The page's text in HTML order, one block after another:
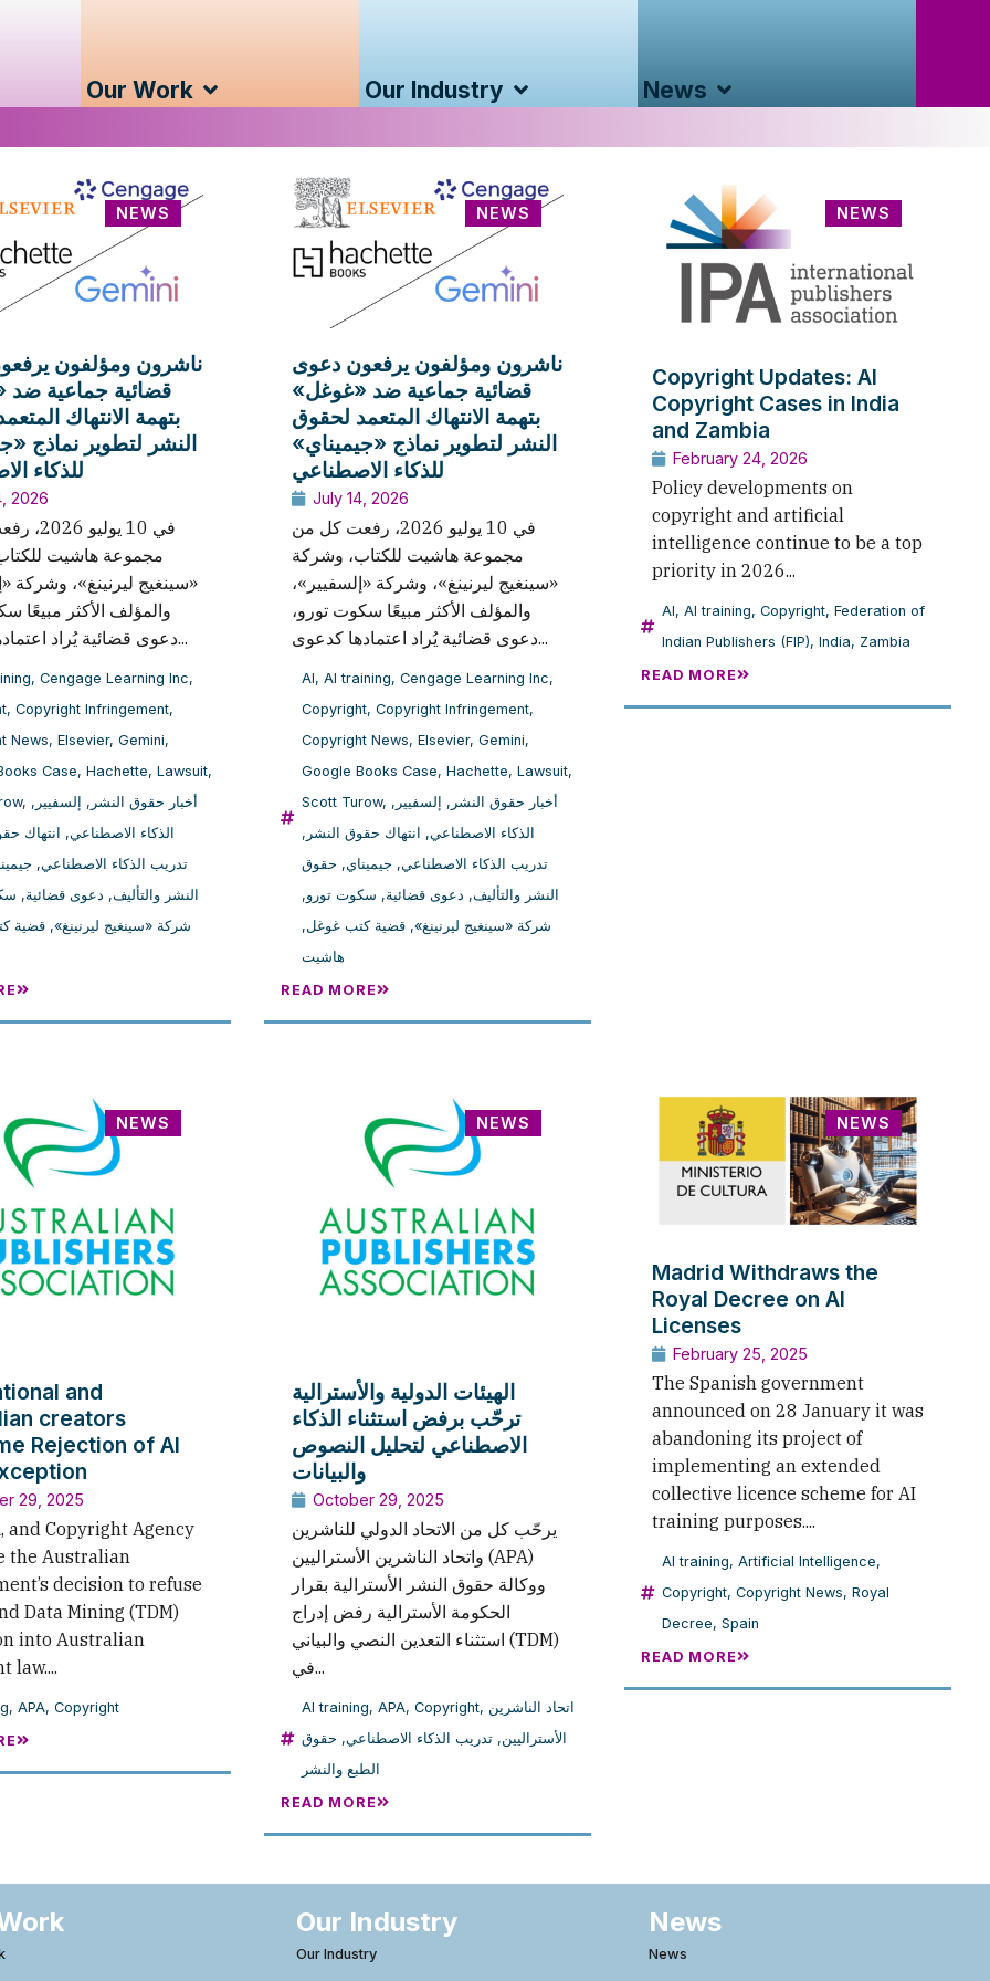
Our Work Our Industry News
NEWS
ناشرون ومؤلفون
قضائية جماعية
بتهمة الانتهاك
النشر لتطوير نماذج
للذكاء
2026
في 10
مجموعة هاشيت
«سينغيج ليرنينغ»، وشركة
والمؤلف الأكثر مبيعًا
دعوى قضائية يُراد اعتمادها كدعوى...
, Cengage Learning Inc,
, Copyright Infringement,
News, Elsevier, Gemini,
Case, Hachette, Lawsuit,
, أخبار حقوق النشر , إلسفيير ,
الذكاء الاصطناعي, انتهاك
تدريب الذكاء الاصطناعي,
النشر والتأليف, دعوى قضائية,
شركة «سينغيج ليرنينغ», قضية
NEWS
ناشرون ومؤلفون يرفعون دعوى
قضائية جماعية ضد «غوغل»
بتهمة الانتهاك المتعمد لحقوق
النشر لتطوير نماذج «جيميناي»
للذكاء الاصطناعي
July 14, 2026
في 10 يوليو 2026، رفعت كل من
مجموعة هاشيت للكتاب، وشركة
«سينغيج ليرنينغ»، وشركة «إلسفيير»،
والمؤلف الأكثر مبيعًا سكوت تورو،
دعوى قضائية يُراد اعتمادها كدعوى...
AI, AI training, Cengage Learning Inc,
Copyright, Copyright Infringement,
Copyright News, Elsevier, Gemini,
Google Books Case, Hachette, Lawsuit,
Scott Turow, أخبار حقوق النشر , إلسفيير ,
الذكاء الاصطناعي, انتهاك حقوق النشر ,
تدريب الذكاء الاصطناعي, جيميناي, حقوق
النشر والتأليف, دعوى قضائية, سكوت تورو,
شركة «سينغيج ليرنينغ», قضية كتب غوغل,
هاشيت
READ MORE
NEWS
Copyright Updates: AI
Copyright Cases in India
and Zambia
February 24, 2026
Policy developments on
copyright and artificial
intelligence continue to be a top
priority in 2026...
AI, AI training, Copyright, Federation of
Indian Publishers (FIP), India, Zambia
READ MORE
NEWS
and
creators
Rejection of AI
29, 2025
and Copyright Agency
the Australian
decision to refuse
Data Mining (TDM)
into Australian
law....
, APA, Copyright
NEWS
الهيئات الدولية والأسترالية
ترحّب برفض استثناء الذكاء
الاصطناعي لتحليل النصوص
والبيانات
October 29, 2025
يرحّب كل من الاتحاد الدولي للناشرين
واتحاد الناشرين الأستراليين (APA)
ووكالة حقوق النشر الأسترالية بقرار
الحكومة الأسترالية رفض إدراج
استثناء التعدين النصي والبياني (TDM)
في...
AI training, APA, Copyright, اتحاد الناشرين
الأستراليين, تدريب الذكاء الاصطناعي, حقوق
الطبع والنشر
READ MORE
NEWS
Madrid Withdraws the
Royal Decree on AI
Licenses
February 25, 2025
The Spanish government
announced on 28 January it was
abandoning its project of
implementing an extended
collective licence scheme for AI
training purposes....
AI training, Artificial Intelligence,
Copyright, Copyright News, Royal
Decree, Spain
READ MORE
Our Industry
Our Industry
News
News